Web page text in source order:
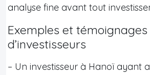
analyse fine avant tout
Exemples et témoignages
d’investisseurs
– Un investisseur à Hanoï ayant